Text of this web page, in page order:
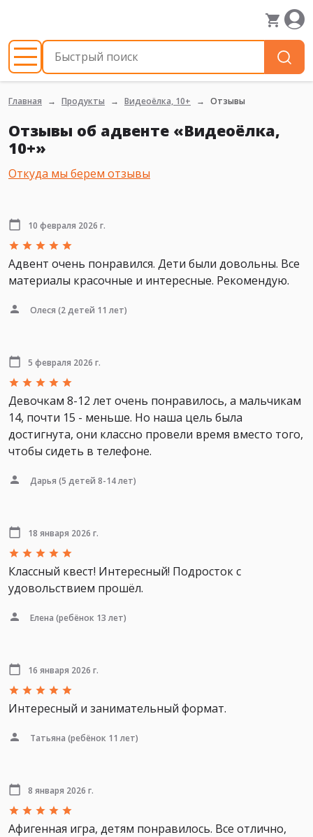
Главная Продукты Видеоёлка, 10+ Отзывы
Отзывы об адвенте «Видеоёлка,
10+»
Откуда мы берем отзывы
10 февраля 2026 г.
Адвент очень понравился. Дети были довольны. Все
материалы красочные и интересные. Рекомендую.
Олеся (2 детей 11 лет)
5 февраля 2026 г.
Девочкам 8-12 лет очень понравилось, а мальчикам
14, почти 15 - меньше. Но наша цель была
достигнута, они классно провели время вместо того,
чтобы сидеть в телефоне.
Дарья (5 детей 8-14 лет)
18 января 2026 г.
Классный квест! Интересный! Подросток с
удовольствием прошёл.
Елена (ребёнок 13 лет)
16 января 2026 г.
Интересный и занимательный формат.
Татьяна (ребёнок 11 лет)
8 января 2026 г.
Афигенная игра, детям понравилось. Все отлично,